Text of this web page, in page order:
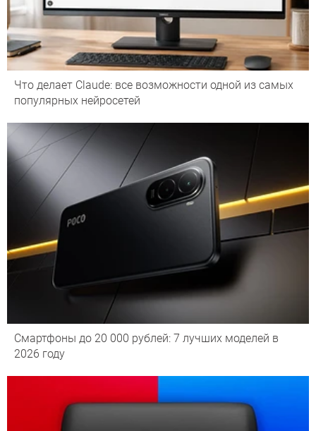
Что делает Сlaude: все возможности одной из самых
популярных нейросетей
Смартфоны до 20 000 рублей: 7 лучших моделей в
2026 году